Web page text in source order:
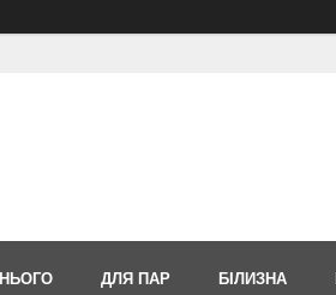
ДЛЯ ПАР БІЛИЗНА